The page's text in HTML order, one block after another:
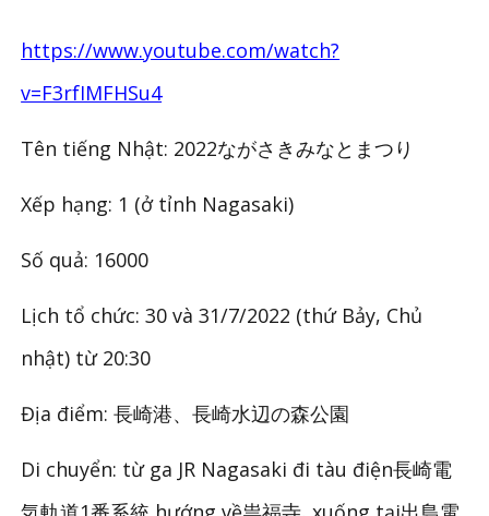
https://www.youtube.com/watch?
v=F3rfIMFHSu4
Tên tiếng Nhật: 2022ながさきみなとまつり
Xếp hạng: 1 (ở tỉnh Nagasaki)
Số quả: 16000
Lịch tổ chức: 30 và 31/7/2022 (thứ Bảy, Chủ
nhật) từ 20:30
Địa điểm: 長崎港、長崎水辺の森公園
Di chuyển: từ ga JR Nagasaki đi tàu điện長崎電